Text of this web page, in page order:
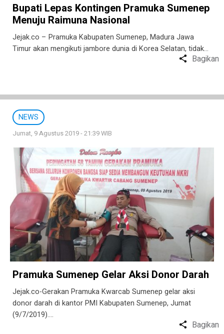
Bupati Lepas Kontingen Pramuka Sumenep
Menuju Raimuna Nasional
Jejak.co – Pramuka Kabupaten Sumenep, Madura Jawa
Timur akan mengikuti jambore dunia di Korea Selatan, tidak…
Bagikan
NEWS
Jumat, 9 Agustus 2019 - 21:39 WIB
Pramuka Sumenep Gelar Aksi Donor Darah
Jejak.co-Gerakan Pramuka Kwarcab Sumenep gelar aksi
donor darah di kantor PMI Kabupaten Sumenep, Jumat
(9/7/2019)….
Bagikan